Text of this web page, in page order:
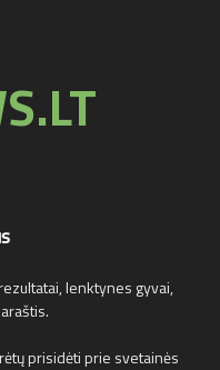
lenktynes gyvai,
prisidėti prie svetainės